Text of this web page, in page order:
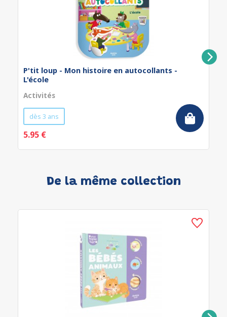
P'tit loup - Mon histoire en autocollants -
L'école
Activités
dès 3 ans
5.95 €
De la même collection